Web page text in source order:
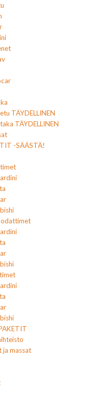
TÄYDELLINEN
TÄYDELLINEN
-SÄÄSTÄ!
ja massat